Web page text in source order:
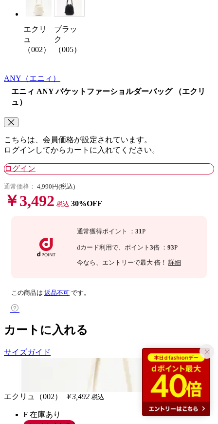
エクリ
ュ
（002）
ブラッ
ク
（005）
ANY （エニィ）
エニィ ANY バケットファーショルダーバッグ （エクリ
ュ）
こちらは、会員価格が設定されています。
ログインしてからカートに入れてください。
ログイン
通常価格： 4,990円(税込)
￥3,492 税込 30%OFF
通常獲得ポイント ： 31P
dカード利用で、 ポイント 3倍 ： 93P
今なら 、エントリーで最大 倍！ 詳細
この商品は 返品不可 です。
カートに入れる
サイズガイド
エクリュ（002） ￥3,492 税込
F 在庫あり